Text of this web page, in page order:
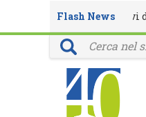
Flash News
eventi formativi di
40 anni della rivista